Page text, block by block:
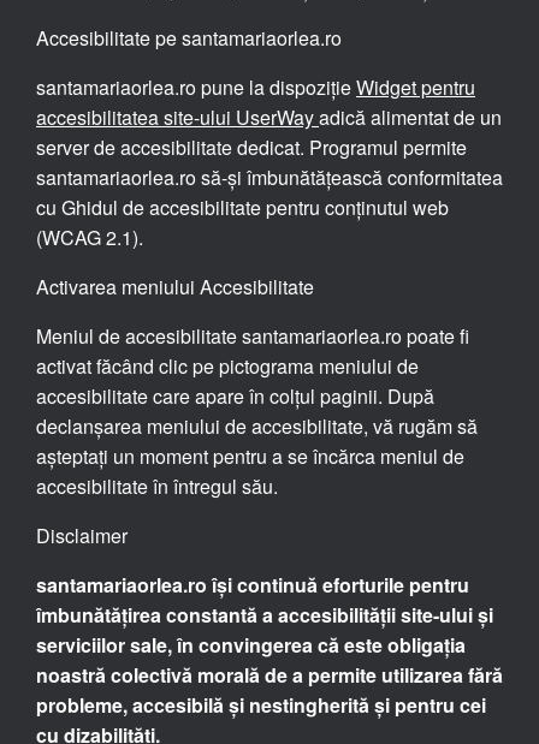
Accesibilitate pe santamariaorlea.ro
santamariaorlea.ro pune la dispozițieWidget pentru
accesibilitatea site-ului UserWayadică alimentat de un
server de accesibilitate dedicat. Programul permite
santamariaorlea.ro să-și îmbunătățească conformitatea
cu Ghidul de accesibilitate pentru conținutul web
(WCAG 2.1).
Activarea meniului Accesibilitate
Meniul de accesibilitate santamariaorlea.ro poate fi
activat făcând clic pe pictograma meniului de
accesibilitate care apare în colțul paginii. După
declanșarea meniului de accesibilitate, vă rugăm să
așteptați un moment pentru a se încărca meniul de
accesibilitate în întregul său.
Disclaimer
santamariaorlea.ro își continuă eforturile pentru
îmbunătățirea constantă a accesibilității site-ului și
serviciilor sale, în convingerea că este obligația
noastră colectivă morală de a permite utilizarea fără
probleme, accesibilă și nestingherită și pentru cei
cu dizabilități.